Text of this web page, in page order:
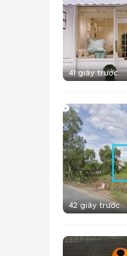
41 giây trước
42 giây trước